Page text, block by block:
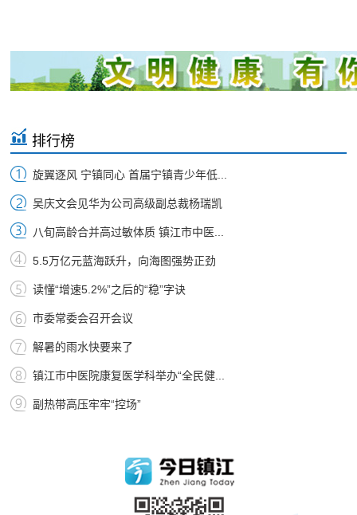
排行榜
旋翼逐风 宁镇同心 首届宁镇青少年低...
吴庆文会见华为公司高级副总裁杨瑞凯
八旬高龄合并高过敏体质 镇江市中医...
5.5万亿元蓝海跃升，向海图强势正劲
读懂“增速5.2%”之后的“稳”字诀
市委常委会召开会议
解暑的雨水快要来了
镇江市中医院康复医学科举办“全民健...
副热带高压牢牢“控场”